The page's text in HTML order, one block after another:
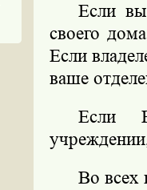
Если
своего
Если
ваше
Если
Во всех